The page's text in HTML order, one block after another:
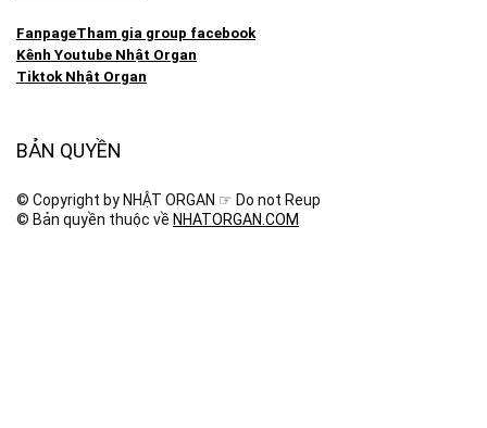
FanpageTham gia group facebook
Kênh Youtube Nhật Organ
Tiktok Nhật Organ
BẢN QUYỀN
© Copyright by NHẬT ORGAN ☞ Do not Reup
© Bản quyền thuộc về NHATORGAN.COM